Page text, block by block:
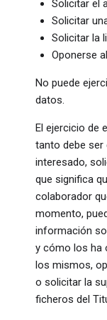
Solicitar el
Solicitar
Solicitar la
Oponerse
No puede
datos.
El ejercicio de
tanto debe ser
interesado,
que significa
colaborador
momento,
información
y cómo los ha
los mismos,
o solicitar la
ficheros del